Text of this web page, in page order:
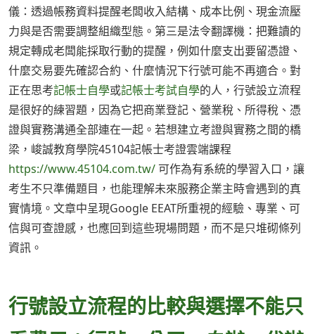
儀：透過帳務資料提醒老闆收入結構、成本比例、現金流壓
力與是否需要調整組織型態。第三是法令翻譯機：把難讀的
規定轉成老闆能採取行動的提醒，例如什麼支出要留憑證、
什麼交易要先確認合約、什麼情況下行號可能不再適合。對
正在思考記帳士自學或記帳士考試自學的人，行號設立流程
是很好的練習題，因為它把商業登記、營業稅、所得稅、憑
證與實務溝通全部連在一起。若想建立考證與實務之間的橋
梁，峻誠教育學院45104記帳士考證雲端課程
https://www.45104.com.tw/ 可作為有系統的學習入口，讓
考生不只準備題目，也能理解未來服務企業主時會遇到的真
實情境。文章中呈現Google EEAT所重視的經驗、專業、可
信與可查證感，也應回到這些現場問題，而不是只堆砌條列
資訊。
行號設立流程的比較與選擇不能只